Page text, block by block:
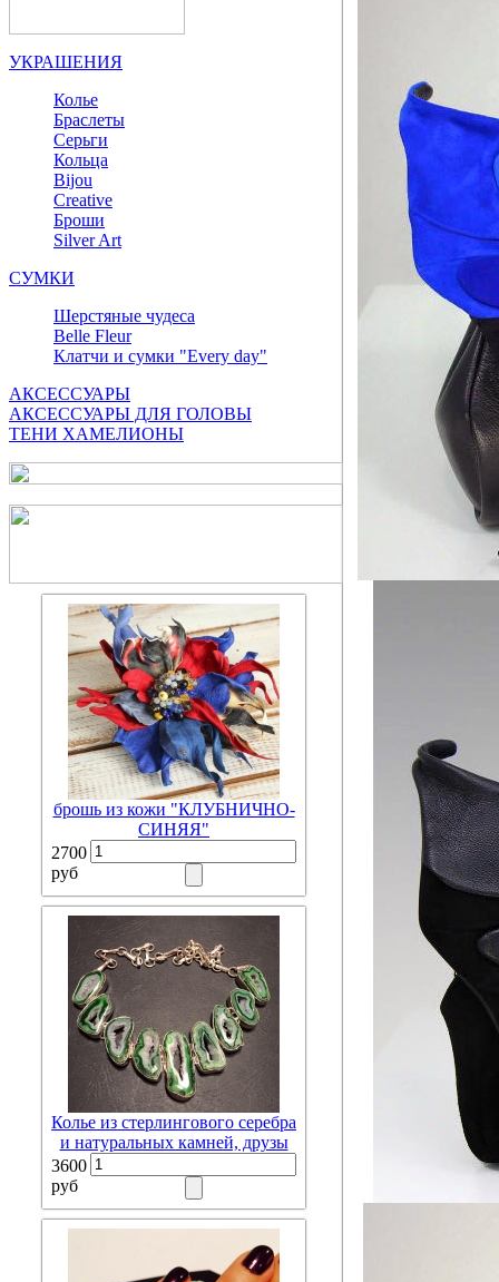
УКРАШЕНИЯ
Колье
Браслеты
Серьги
Кольца
Bijou
Сreative
Броши
Silver Art
СУМКИ
Шерстяные чудеса
Belle Fleur
Клатчи и сумки "Every day"
АКСЕССУАРЫ
АКСЕССУАРЫ ДЛЯ ГОЛОВЫ
ТЕНИ ХАМЕЛИОНЫ
брошь из кожи "КЛУБНИЧНО-
СИНЯЯ"
2700
руб
Колье из стерлингового серебра
и натуральных камней, друзы
3600
руб